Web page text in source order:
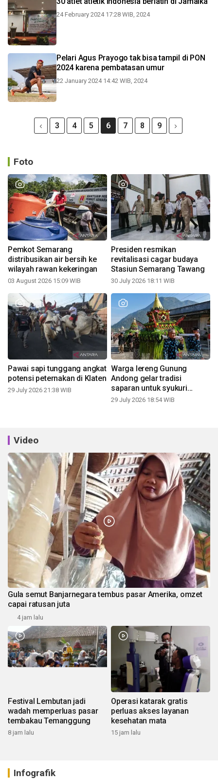
24 February 2024 17:28 WIB, 2024
Pelari Agus Prayogo tak bisa tampil di PON
2024 karena pembatasan umur
22 January 2024 14:42 WIB, 2024
3 4 5 6 7 8 9
Foto
Pemkot Semarang
distribusikan air bersih ke
wilayah rawan kekeringan
03 August 2026 15:09 WIB
Presiden resmikan
revitalisasi cagar budaya
Stasiun Semarang Tawang
30 July 2026 18:11 WIB
Pawai sapi tunggang angkat
potensi peternakan di Klaten
29 July 2026 21:38 WIB
Warga lereng Gunung
Andong gelar tradisi
saparan untuk syukuri
panen
29 July 2026 18:54 WIB
Video
Gula semut Banjarnegara tembus pasar Amerika, omzet
capai ratusan juta
4 jam lalu
Festival Lembutan jadi
wadah memperluas pasar
tembakau Temanggung
8 jam lalu
Operasi katarak gratis
perluas akses layanan
kesehatan mata
15 jam lalu
Infografik